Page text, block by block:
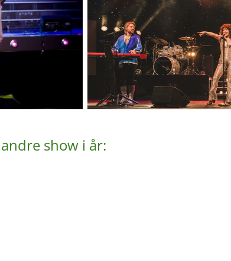
show i år: